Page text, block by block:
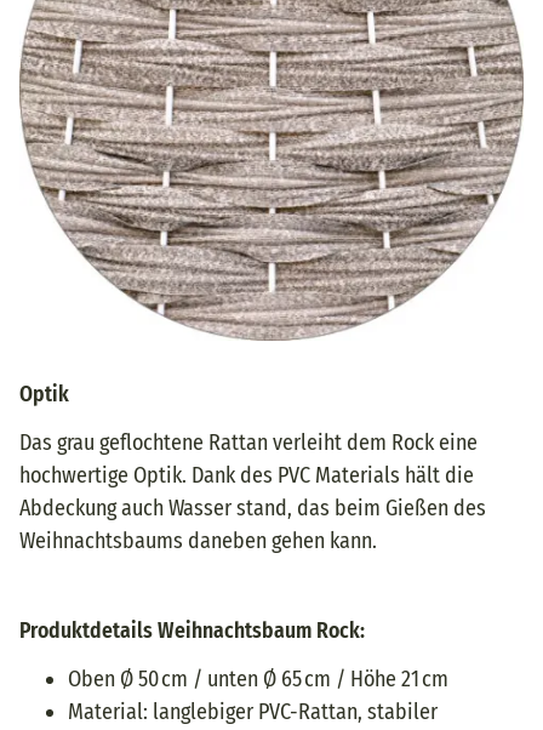
Optik
Das grau geflochtene Rattan verleiht dem Rock eine
hochwertige Optik. Dank des PVC Materials hält die
Abdeckung auch Wasser stand, das beim Gießen des
Weihnachtsbaums daneben gehen kann.
Produktdetails Weihnachtsbaum Rock:
Oben Ø 50 cm / unten Ø 65 cm / Höhe 21 cm
Material: langlebiger PVC-Rattan, stabiler